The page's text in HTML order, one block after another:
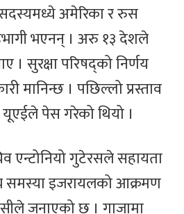
अमेरिका र रुस
भएनन् । अरु १३ देशले
। सुरक्षा परिषद्को निर्णय
मानिन्छ । पछिल्लो प्रस्ताव
पेस गरेको थियो ।
एन्टोनियो गुटेरसले सहायता
समस्या इजरायलको आक्रमण